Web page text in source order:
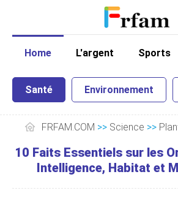
Home L'argent Sports
Santé Environnement
FRFAM.COM >> Science >>
10 Faits Essentiels sur les
Intelligence, Habitat et